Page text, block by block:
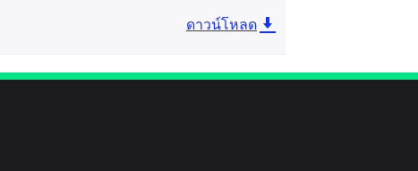
ดาวน์โหลด